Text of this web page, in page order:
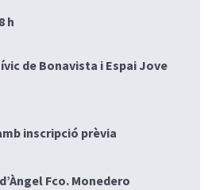
h
de Bonavista i Espai Jove
inscripció prèvia
Fco. Monedero